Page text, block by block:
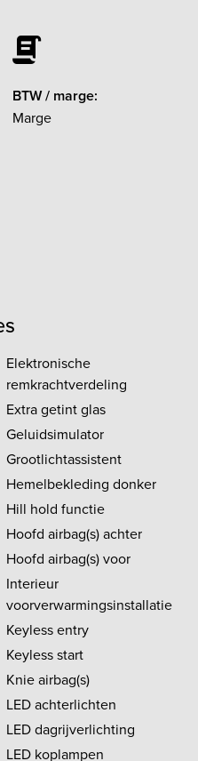
BTW / marge:
Marge
Elektronische
remkrachtverdeling
Extra getint glas
Geluidsimulator
Grootlichtassistent
Hemelbekleding donker
Hill hold functie
Hoofd airbag(s) achter
Hoofd airbag(s) voor
Interieur
voorverwarmingsinstallatie
Keyless entry
Keyless start
Knie airbag(s)
LED achterlichten
LED dagrijverlichting
LED koplampen